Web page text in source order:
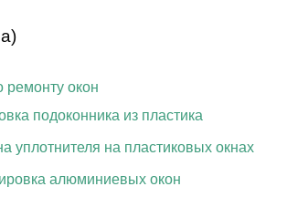
ремонту окон
подоконника из пластика
уплотнителя на пластиковых окнах
алюминиевых окон